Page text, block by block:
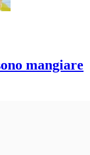
mangiare